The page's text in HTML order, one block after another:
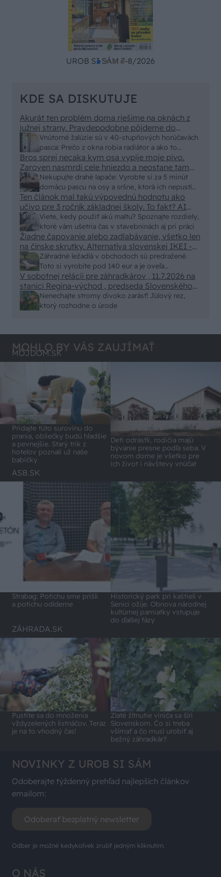
UROB SI SÁM 7-8/2026
KDE SA DISKUTUJE
Vnútorné žalúzie sú v 40-stupňových horúčavách
pasca: Prečo z okna robia radiátor a ako to
vyriešiť za pár eur?
Akurát ten problém doma riešime na oknách z
južnej strany. Pravdepodobne pôjdeme do
vonkajšieho tienenia na spôsob markízy
250x150cm. Čínsky predajcovia idú okolo 100
eur kus.
Nekupujte drahé lapače: Vyrobte si za 5 minút
domácu pascu na osy a sršne, ktorá ich nepustí
von
Bros sprej necaka kym osa vypije moje pivo.
Zaroven nasmrdi cele hniezdo a neostane tam
nic zive. Vasa pasca naucinke moc efektivne.
Skor pritiahne slimaky
Viete, kedy použiť akú maltu? Spoznajte rozdiely,
ktoré vám ušetria čas v stavebninách aj pri práci
Ten článok mal takú výpovednú hodnotu ako
učivo pre 3 ročník základnej školy. To fakt? AI
alebo nejaka kniha z VŠ? Dnešné rychlotvrdnuce
malty - pevnosť 40 Mpa a doba schnutia tak 15
minut , k tomu vodotesné s kryštálikou. A rozdiel
- schnutie a zretie. Nič?
Záhradné ležadlá v obchodoch sú predražené.
Toto si vyrobíte pod 140 eur a je oveľa
pohodlnejšie!
Žiadne čapovanie alebo zadlabávanie, všetko len
na čínske skrutky. Alternatíva slovenskej IKEI -
čo sa týka pevnosti. Autor si nedal veľa námahy s
remeselným spracovaním, škoda. No lepšie než
ten odpad z DTD predávaný v Kauflande alebo
Lídli.
Nenechajte stromy divoko zarásť! Júlový rez,
ktorý rozhodne o úrode
V sobotnej relácii pre záhradkárov , 11.7.2026 na
stanici Regina-východ , predseda Slovenského
zväzu záhradkárov pán Jakubech tvrdil, že to, že
vlky sú neproduktívne , nie je pravda. Aj vlky je
MOHLO BY VÁS ZAUJÍMAŤ
MÔJDOM.SK
Pridajte túto surovinu do
prania, obliečky budú hladšie
a pevnejšie. Starý trik z
hotelov poznali už naše
babičky
Deti odrástli, rodičia majú
bývanie presne podľa seba. V
novom dome je všetko pre
ich život i návštevy vnúčat
ASB.SK
Strabag: Potichu sme prišli
a potichu odídeme
Historický park pri kaštieli v
Senici ožije. Obnova národnej
kultúrnej pamiatky vstupuje
do ďalšej fázy
ZÁHRADA.SK
Pustite sa do množenia
vždyzelených listnáčov. Teraz
je na to vhodný čas!
Zlaté žltnutie viniča sa šíri
Slovenskom. Čo si treba
všímať a čo musí urobiť aj
bežný záhradkár?
O NÁS
NOVINKY Z UROB SI SÁM
Odoberajte týždenný prehľad najlepších článkov
emailom:
Odoberať bezplatný newsletter
Odber je možné kedykoľvek zrušiť jedným kliknutím.